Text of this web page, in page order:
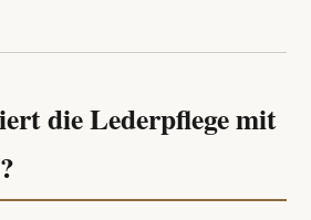
die Lederpflege mit